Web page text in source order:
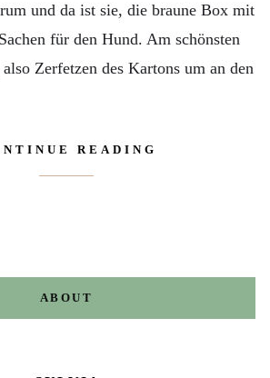
und da ist sie, die braune Box mit
für den Hund. Am schönsten
Zerfetzen des Kartons um an den
READING
ABOUT